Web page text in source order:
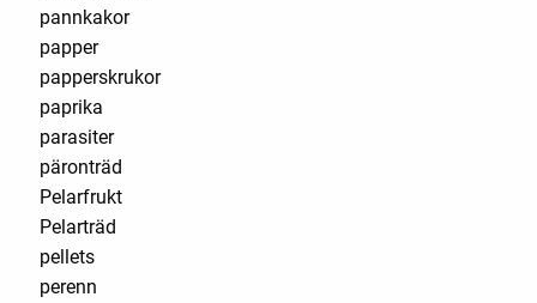
pannkakor
papper
papperskrukor
paprika
parasiter
päronträd
Pelarfrukt
Pelarträd
pellets
perenn